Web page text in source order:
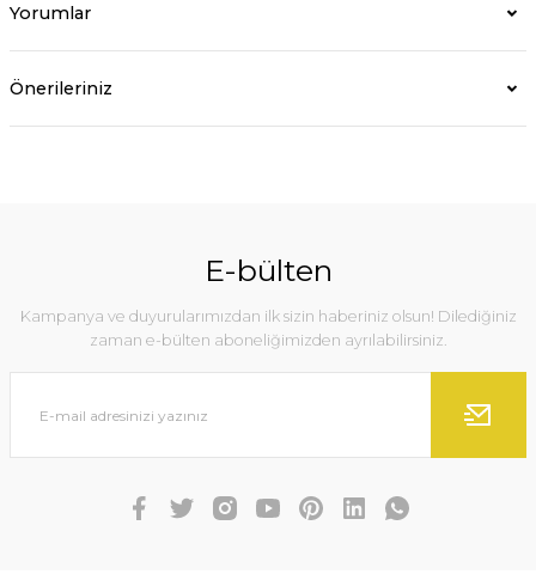
Yorumlar
Önerileriniz
E-bülten
Kampanya ve duyurularımızdan ilk sizin haberiniz olsun! Dilediğiniz
zaman e-bülten aboneliğimizden ayrılabilirsiniz.